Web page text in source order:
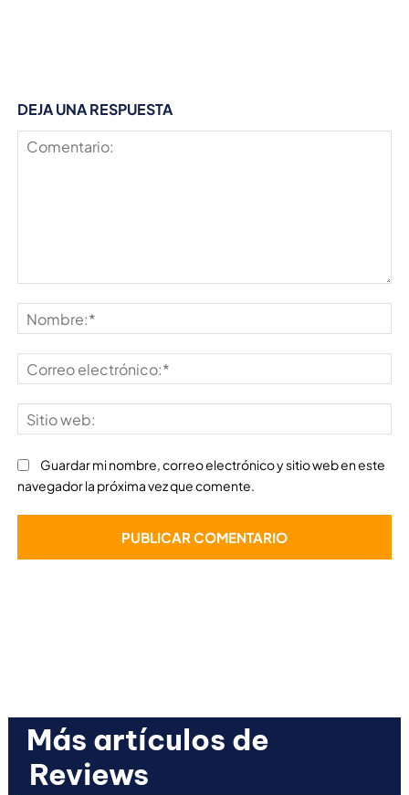
DEJA UNA RESPUESTA
Guardar mi nombre, correo electrónico y sitio web en este
navegador la próxima vez que comente.
Más artículos de
Reviews